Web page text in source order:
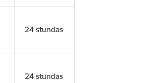
24 stundas
24 stundas